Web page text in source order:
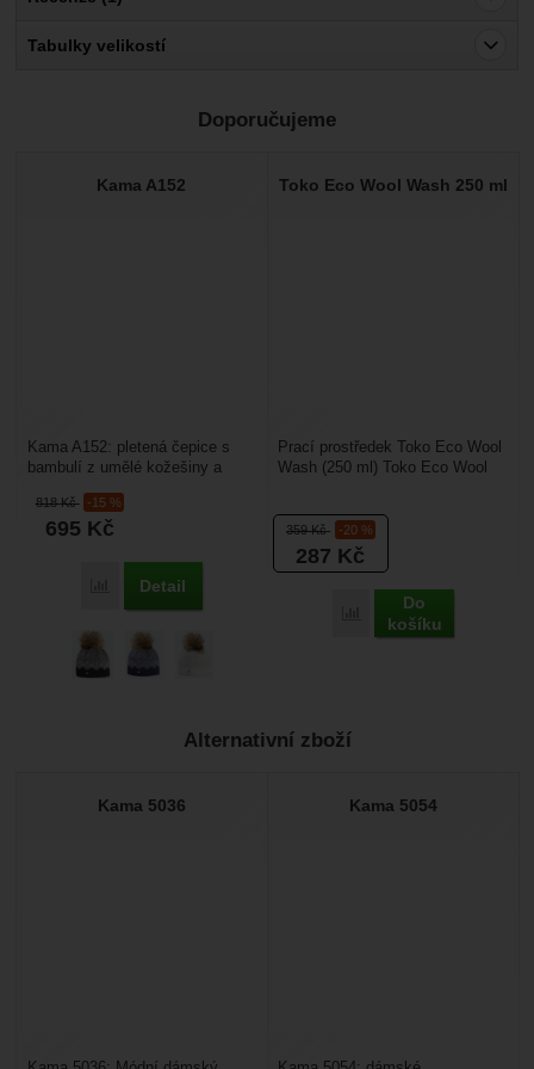
Zatím nevím, nenosila jsem
Tabulky velikostí
Doporučujeme
Kama A152
818Kč -15 %
695 Kč
Porovnat
Detail
Kama A152: pletená čepice s
bambulí z umělé kožešiny a
vnitřnímu pruhu...
Toko Eco Wool Wash 250 ml
359Kč -20 %
287 Kč
Porovnat
Do
košíku
Prací prostředek Toko Eco Wool
Wash (250 ml) Toko Eco Wool
Alternativní zboží
Kama 5036 Kama 5054